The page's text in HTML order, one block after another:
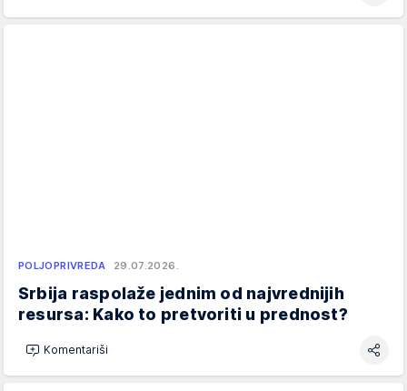
POLJOPRIVREDA 29.07.2026.
Srbija raspolaže jednim od najvrednijih
resursa: Kako to pretvoriti u prednost?
Komentariši